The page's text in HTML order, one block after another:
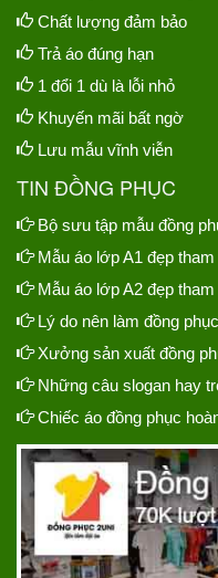
Chất lượng đảm bảo
Trả áo đúng hạn
1 đổi 1 dù là lỗi nhỏ
Khuyến mãi bất ngờ
Lưu mẫu vĩnh viễn
TIN ĐỒNG PHỤC
Bộ sưu tập mẫu đồng
Mẫu áo lớp A1 đẹp
Mẫu áo lớp A2 đẹp
Lý do nên làm đồng
Xưởng sản xuất đồng
Những câu slogan hay
Chiếc áo đồng phục